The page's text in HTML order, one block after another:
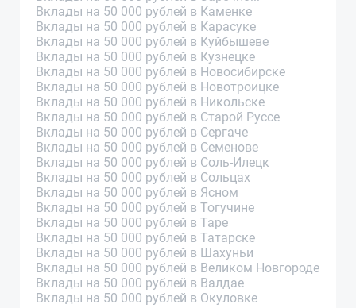
Вклады на 50 000 рублей в Каменке
Вклады на 50 000 рублей в Карасуке
Вклады на 50 000 рублей в Куйбышеве
Вклады на 50 000 рублей в Кузнецке
Вклады на 50 000 рублей в Новосибирске
Вклады на 50 000 рублей в Новотроицке
Вклады на 50 000 рублей в Никольске
Вклады на 50 000 рублей в Старой Руссе
Вклады на 50 000 рублей в Сергаче
Вклады на 50 000 рублей в Семенове
Вклады на 50 000 рублей в Соль-Илецк
Вклады на 50 000 рублей в Сольцах
Вклады на 50 000 рублей в Ясном
Вклады на 50 000 рублей в Тогучине
Вклады на 50 000 рублей в Таре
Вклады на 50 000 рублей в Татарске
Вклады на 50 000 рублей в Шахуньи
Вклады на 50 000 рублей в Великом Новгороде
Вклады на 50 000 рублей в Валдае
Вклады на 50 000 рублей в Окуловке